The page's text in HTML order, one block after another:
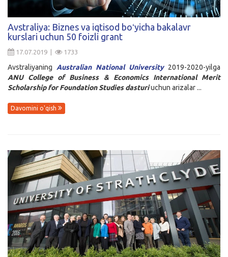
Qidirish
Avstraliya: Biznes va iqtisod boʻyicha bakalavr
kurslari uchun 50 foizli grant
17.07.2019 | 1733
Avstraliyaning Australian National University2019-2020-yilga
ANU College of Business & Economics International Merit
Scholarship for Foundation Studies dasturiuchun arizalar ...
Davomini o'qish